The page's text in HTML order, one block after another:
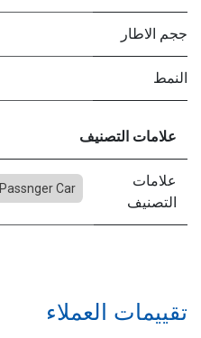
ججم الاطار
النمط
علامات التصنيف
علامات
التصنيف
Passnger Car
تقييمات العملاء